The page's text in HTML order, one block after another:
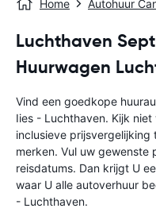
Home Autohuur
Luchthaven
Huurwagen
Vind een goedkope
Iies - Luchthaven. Kijk
inclusieve prijsvergelijking
merken. Vul uw gewenste
reisdatums. Dan krijgt U
waar U alle autoverhuur
- Luchthaven.